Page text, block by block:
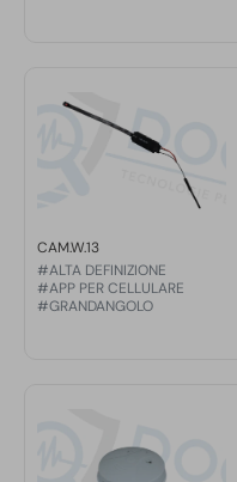
CAM.W.13
#ALTA DEFINIZIONE
#APP PER CELLULARE
#GRANDANGOLO